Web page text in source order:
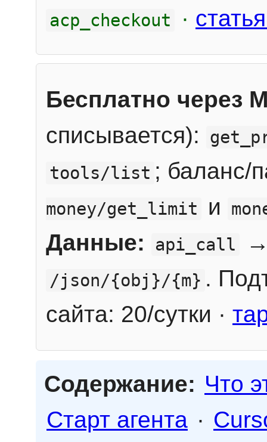
acp_checkout ·
Бесплатно через
списывается):
tools/list ; баланс/
money/get_limit и
Данные: api_call
/json/{obj}/{m} .
сайта: 20/сутки ·
Содержание: Что
Старт агента ·